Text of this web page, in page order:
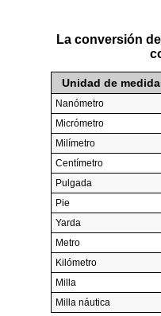
La conversión
Unidad de medida
Nanómetro
Micrómetro
Milímetro
Centímetro
Pulgada
Pie
Yarda
Metro
Kilómetro
Milla
Milla náutica